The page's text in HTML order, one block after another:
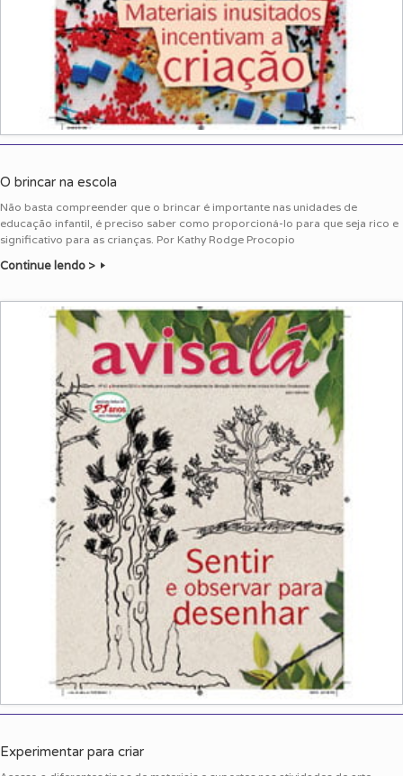
O brincar na escola
Não basta compreender que o brincar é importante nas unidades de
educação infantil, é preciso saber como proporcioná-lo para que seja rico e
significativo para as crianças. Por Kathy Rodge Procopio
Continue lendo >
Experimentar para criar